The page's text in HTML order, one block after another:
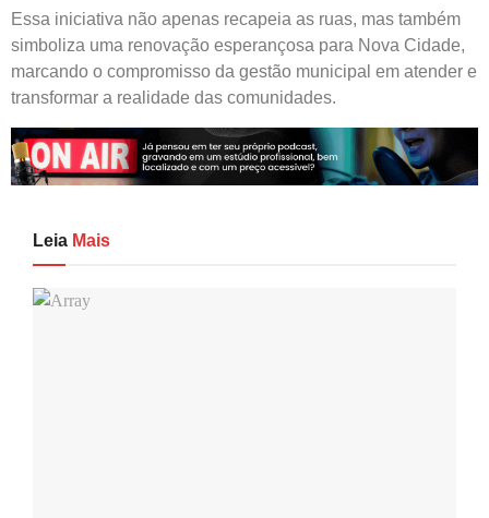
Essa iniciativa não apenas recapeia as ruas, mas também
simboliza uma renovação esperançosa para Nova Cidade,
marcando o compromisso da gestão municipal em atender e
transformar a realidade das comunidades.
Leia Mais